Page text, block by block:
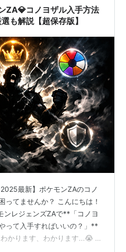
ZA💎コノヨザル入手方法
も解説【超保存版】
最新】ポケモンZAのコノ
ってませんか？ こんにちは！
ンレジェンズZAで**「コノヨ
って入手すればいいの？」**
かります、わかります...😭 マ